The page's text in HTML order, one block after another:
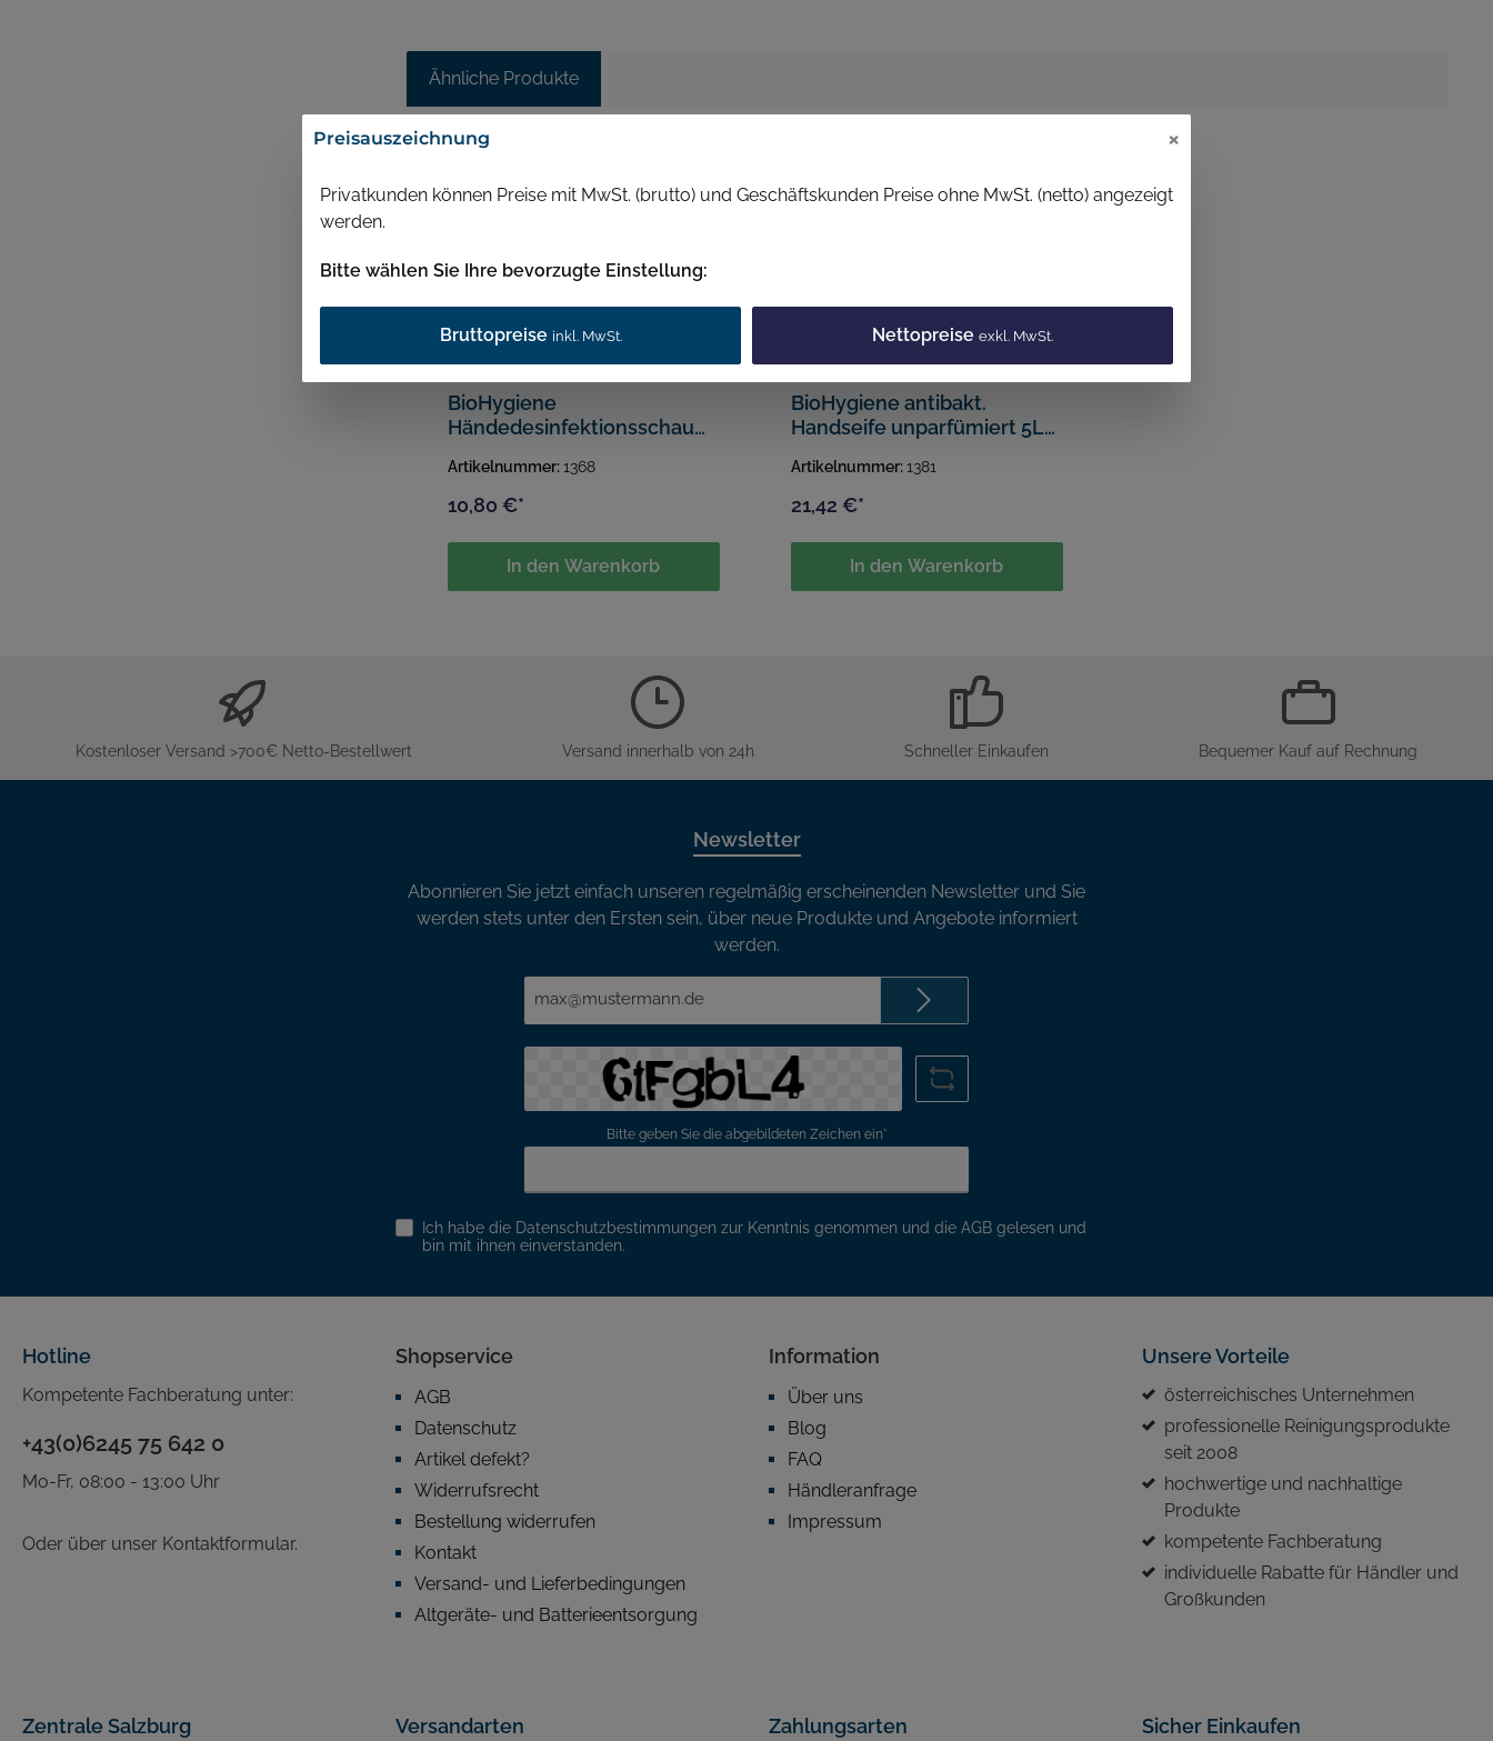
Ähnliche Produkte
BioHygiene
Händedesinfektionsschaum
Artikelnummer:1368
10,80 €*
In den Warenkorb
BioHygiene antibakt.
Handseife unparfümiert 5L
Artikelnummer:1381
21,42 €*
In den Warenkorb
Kostenloser Versand >700€ Netto-Bestellwert Versand innerhalb von 24h Schneller Einkaufen Bequemer Kauf auf Rechnung
Newsletter
Abonnieren Sie jetzt einfach unseren regelmäßig erscheinenden Newsletter und Sie
werden stets unter den Ersten sein, über neue Produkte und Angebote informiert
werden.
Mail-
Adresse*
Bitte geben Sie die abgebildeten Zeichen ein*
Ich habe die Datenschutzbestimmungen zur Kenntnis genommen und die AGB gelesen und
bin mit ihnen einverstanden.
Hotline
Kompetente Fachberatung unter:
+43(0)6245 75 642 0
Mo-Fr, 08:00 - 13:00 Uhr
Oder über unser Kontaktformular.
Shopservice
AGB
Datenschutz
Artikel defekt?
Widerrufsrecht
Bestellung widerrufen
Kontakt
Versand- und Lieferbedingungen
Altgeräte- und Batterieentsorgung
Information
Über uns
Blog
FAQ
Händleranfrage
Impressum
Unsere Vorteile
österreichisches Unternehmen
professionelle Reinigungsprodukte
seit 2008
hochwertige und nachhaltige
Produkte
kompetente Fachberatung
individuelle Rabatte für Händler und
Großkunden
Versandarten Zahlungsarten
Zentrale Salzburg Sicher Einkaufen
Preisauszeichnung ×
Privatkunden können Preise mit MwSt. (brutto) und Geschäftskunden Preise ohne MwSt. (netto) angezeigt
werden.
Bitte wählen Sie Ihre bevorzugte Einstellung:
Bruttopreise inkl. MwSt. Nettopreise exkl. MwSt.